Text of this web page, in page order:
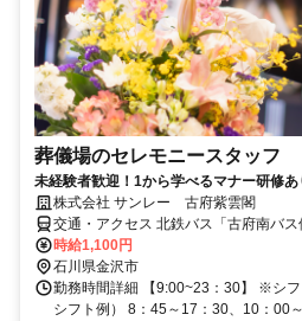
葬儀場のセレモニースタッフ
未経験者歓迎！1から学べるマナー研修
株式会社 サンレー 古府紫雲閣
交通・アクセス 北鉄バス「古府南バ
時給1,100円
石川県金沢市
勤務時間詳細 【9:00~23：30】 ※シフ
シフト例） 8：45～17：30、10：00